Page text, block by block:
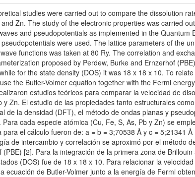
studies were carried out to compare the dissolution
Zn. The study of the electronic properties was carried
and pseudopotentials as implemented in the
were used. The lattice parameters of the
functions was taken at 80 Ry. The correlation and
proposed by Perdew, Burke and Ernzerhof
for the state density (DOS) it was 18 x 18 x 10. To
the Butler-Volmer equation together with the Fermi
estudios teóricos para comparar la velocidad de
y Zn. El estudio de las propiedades tanto estructurales
de la densidad (DFT), el método de ondas planas y
Para cada especie atómica (Cu, Fe, S, As, Pb y Zn) se
para el cálculo fueron de: a = b = 3;70538 Å y c = 5;21341
de intercambio y correlación se aproximó por el método
(PBE) [2]. Para la integración de la primera zona de
(DOS) fue de 18 x 18 x 10. Para relacionar la
ecuación de Butler-Volmer junto a la energía de Fermi